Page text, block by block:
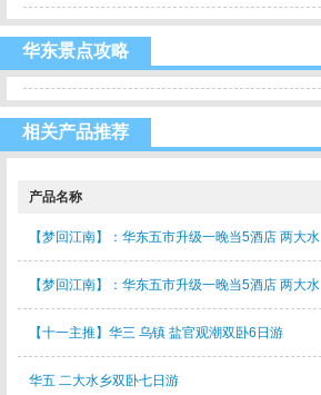
华东景点攻略
相关产品推荐
产品名称
【梦回江南】：华东五市升级一晚当5酒店 两大水
【梦回江南】：华东五市升级一晚当5酒店 两大水
【十一主推】华三 乌镇 盐官观潮双卧6日游
华五 二大水乡双卧七日游